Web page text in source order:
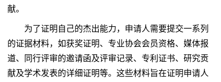
献。
为了证明自己的杰出能力，申请人需要提交一系列
的证据材料，如获奖证明、专业协会会员资格、媒体报
道、同行评审的邀请函及评审记录、专利证书、研究贡
献及学术发表的详细证明等。这些材料旨在证明申请人